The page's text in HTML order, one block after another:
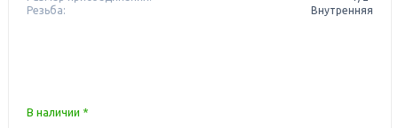
Резьба:
Внутренняя
В наличии *